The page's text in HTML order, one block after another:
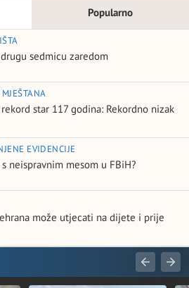
Popularno
sedmicu zaredom
star 117 godina: Rekordno nizak
EVIDENCIJE
s neispravnim mesom u FBiH?
može utjecati na dijete i prije